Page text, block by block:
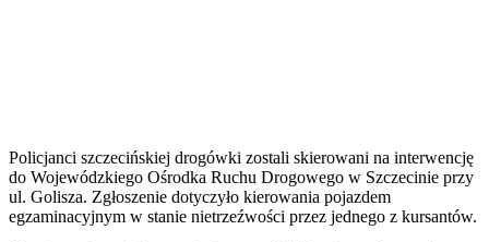
Policjanci szczecińskiej drogówki zostali skierowani na interwencję
do Wojewódzkiego Ośrodka Ruchu Drogowego w Szczecinie przy
ul. Golisza. Zgłoszenie dotyczyło kierowania pojazdem
egzaminacyjnym w stanie nietrzeźwości przez jednego z kursantów.